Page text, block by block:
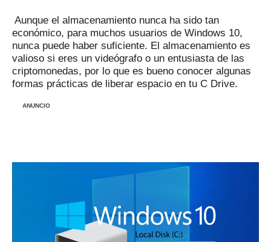
Aunque el almacenamiento nunca ha sido tan
económico, para muchos usuarios de Windows 10,
nunca puede haber suficiente. El almacenamiento es
valioso si eres un videógrafo o un entusiasta de las
criptomonedas, por lo que es bueno conocer algunas
formas prácticas de liberar espacio en tu C Drive.
ANUNCIO